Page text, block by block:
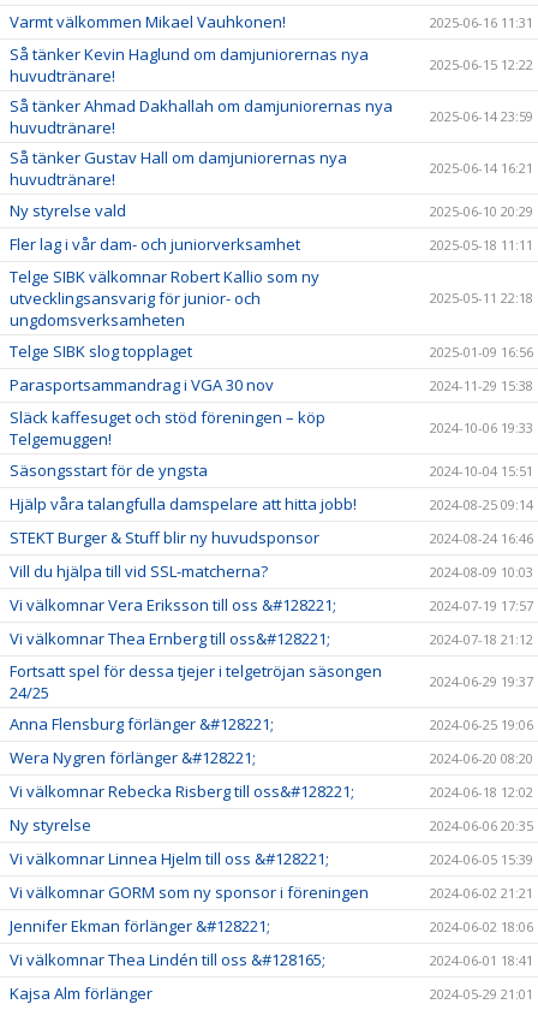
Varmt välkommen Mikael Vauhkonen! 2025-06-16 11:31
Så tänker Kevin Haglund om damjuniorernas nya
huvudtränare!
2025-06-15 12:22
Så tänker Ahmad Dakhallah om damjuniorernas nya
huvudtränare!
2025-06-14 23:59
Så tänker Gustav Hall om damjuniorernas nya
huvudtränare!
2025-06-14 16:21
Ny styrelse vald 2025-06-10 20:29
Fler lag i vår dam- och juniorverksamhet 2025-05-18 11:11
Telge SIBK välkomnar Robert Kallio som ny
utvecklingsansvarig för junior- och
ungdomsverksamheten
2025-05-11 22:18
Telge SIBK slog topplaget 2025-01-09 16:56
Parasportsammandrag i VGA 30 nov 2024-11-29 15:38
Släck kaffesuget och stöd föreningen – köp
Telgemuggen!
2024-10-06 19:33
Säsongsstart för de yngsta 2024-10-04 15:51
Hjälp våra talangfulla damspelare att hitta jobb! 2024-08-25 09:14
STEKT Burger & Stuff blir ny huvudsponsor 2024-08-24 16:46
Vill du hjälpa till vid SSL-matcherna? 2024-08-09 10:03
Vi välkomnar Vera Eriksson till oss &#128221; 2024-07-19 17:57
Vi välkomnar Thea Ernberg till oss&#128221; 2024-07-18 21:12
Fortsatt spel för dessa tjejer i telgetröjan säsongen
24/25
2024-06-29 19:37
Anna Flensburg förlänger &#128221; 2024-06-25 19:06
Wera Nygren förlänger &#128221; 2024-06-20 08:20
Vi välkomnar Rebecka Risberg till oss&#128221; 2024-06-18 12:02
Ny styrelse 2024-06-06 20:35
Vi välkomnar Linnea Hjelm till oss &#128221; 2024-06-05 15:39
Vi välkomnar GORM som ny sponsor i föreningen 2024-06-02 21:21
Jennifer Ekman förlänger &#128221; 2024-06-02 18:06
Vi välkomnar Thea Lindén till oss &#128165; 2024-06-01 18:41
Kajsa Alm förlänger 2024-05-29 21:01